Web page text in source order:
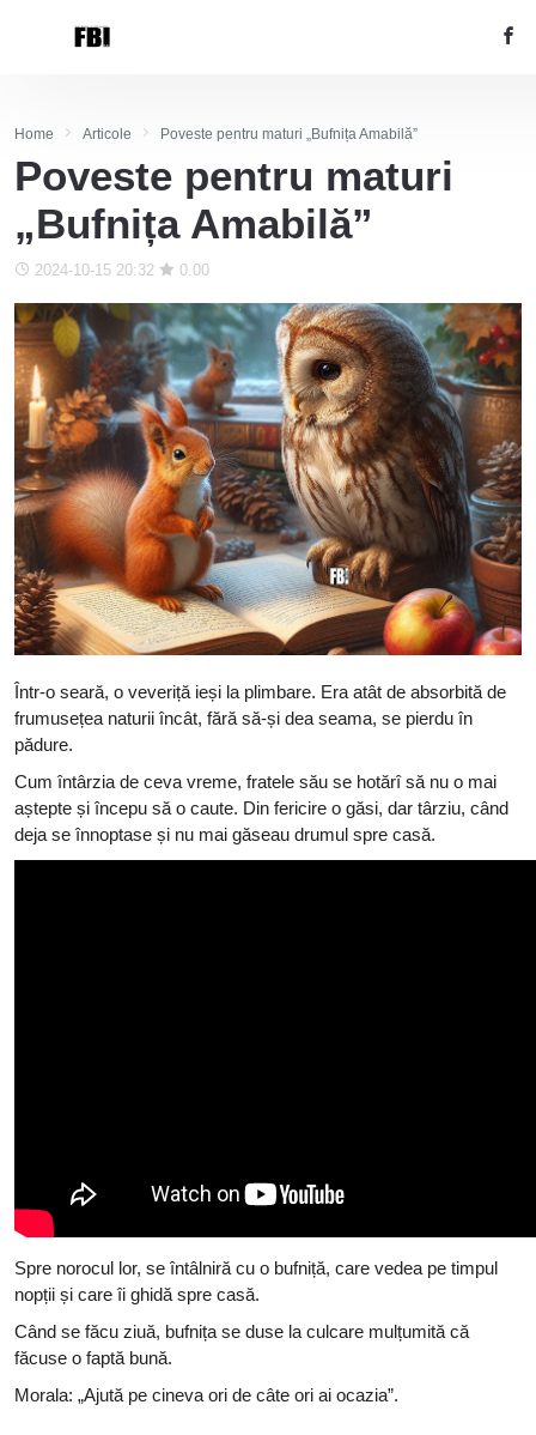
Home Articole Poveste pentru maturi „Bufnița Amabilă”
Poveste pentru maturi
„Bufnița Amabilă”
2024-10-15 20:32 0.00
Într-o seară, o veveriță ieși la plimbare. Era atât de absorbită de
frumusețea naturii încât, fără să-și dea seama, se pierdu în
pădure.
Cum întârzia de ceva vreme, fratele său se hotărî să nu o mai
aștepte și începu să o caute. Din fericire o găsi, dar târziu, când
deja se înnoptase și nu mai găseau drumul spre casă.
Spre norocul lor, se întâlniră cu o bufniță, care vedea pe timpul
nopții și care îi ghidă spre casă.
Când se făcu ziuă, bufnița se duse la culcare mulțumită că
făcuse o faptă bună.
Morala: „Ajută pe cineva ori de câte ori ai ocazia”.